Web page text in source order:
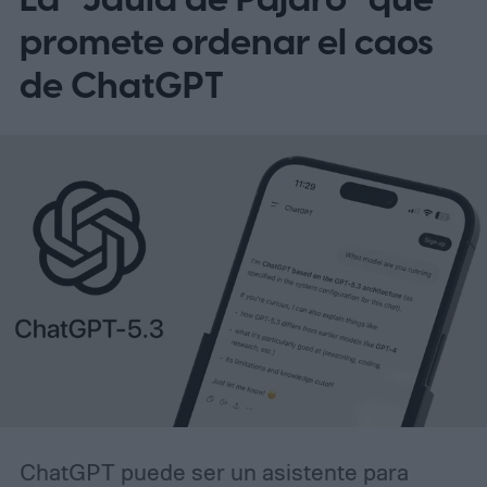
promete ordenar el caos
de ChatGPT
ChatGPT puede ser un asistente para